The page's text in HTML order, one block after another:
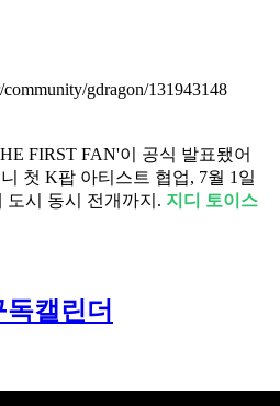
gdragon/131943148
FIRST FAN'이 공식 발표됐어
첫 K팝 아티스트 협업, 7월 1일
도시 동시 전개까지. 지디 토이스
캘린더